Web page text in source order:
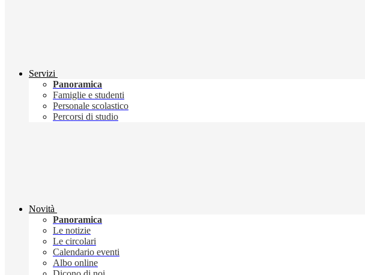
Servizi
Panoramica
Famiglie e studenti
Personale scolastico
Percorsi di studio
Novità
Panoramica
Le notizie
Le circolari
Calendario eventi
Albo online